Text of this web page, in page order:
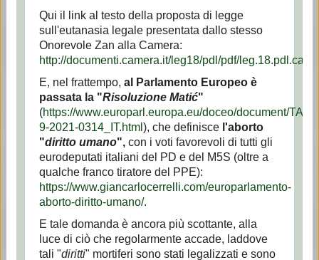
Qui il link al testo della proposta di legge
sull'eutanasia legale presentata dallo stesso
Onorevole Zan alla Camera:
http://documenti.camera.it/leg18/pdl/pdf/
E, nel frattempo, al Parlamento Europeo è
passata la "Risoluzione Matić"
(https://www.europarl.europa.eu/doceo/document/TA-
9-2021-0314_IT.html ), che definiscel'aborto
"diritto umano",con i voti favorevoli di tutti gli
eurodeputati italiani del PD e del M5S (oltre a
qualche franco tiratore del PPE):
https://www.giancarlocerrelli.com/europarlamento-
aborto-diritto-umano/.
E tale domanda è ancora più scottante, alla
luce di ciò che regolarmente accade, laddove
tali "diritti" mortiferi sono stati legalizzati e sono